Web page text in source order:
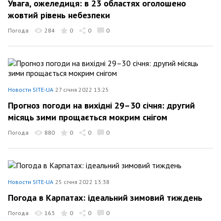
Увага, ожеледиця: в 23 областях оголошено
жовтий рівень небезпеки
Погода 284 0 0 0
Новости SITE-UA 27 січня 2022 13:25
Прогноз погоди на вихідні 29–30 січня: другий
місяць зими прощається мокрим снігом
Погода 880 0 0 0
Новости SITE-UA 25 січня 2022 13:38
Погода в Карпатах: ідеальний зимовий тиждень
Погода 163 0 0 0